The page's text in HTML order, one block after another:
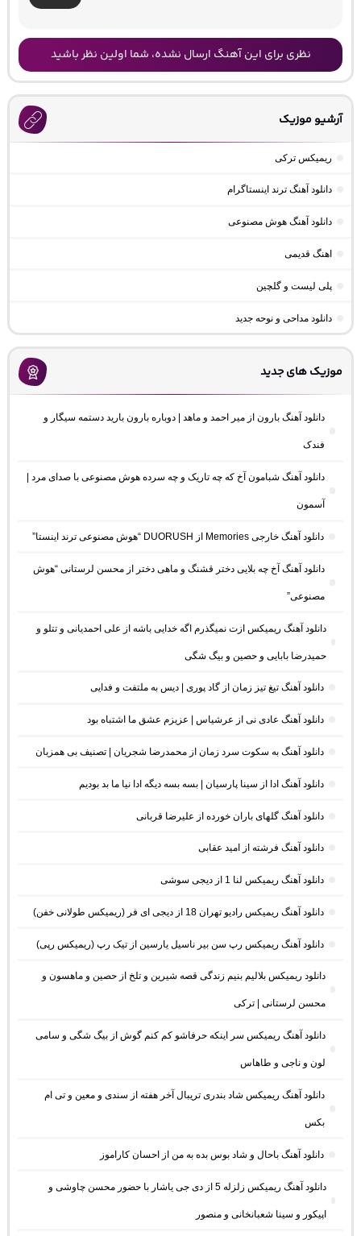
نظری برای این آهنگ ارسال نشده، شما اولین نظر باشید
آرشیو موزیک
ریمیکس ترکی
دانلود آهنگ ترند اینستاگرام
دانلود آهنگ هوش مصنوعی
اهنگ قدیمی
پلی لیست و گلچین
دانلود مداحی و نوحه جدید
موزیک های جدید
دانلود آهنگ بارون از میر احمد و ماهد | دوباره بارون بارید دستمه سیگار و
فندک
دانلود آهنگ شبامون آخ که چه تاریک و چه سرده هوش مصنوعی با صدای مرد |
آسمون
دانلود آهنگ خارجی Memories از DUORUSH “هوش مصنوعی ترند اینستا”
دانلود آهنگ آخ چه بلایی دختر قشنگ و ماهی دختر از محسن لرستانی “هوش
مصنوعی”
دانلود آهنگ ریمیکس ازت نمیگذرم اگه خدایی باشه از علی احمدیانی و تتلو و
حمیدرضا بابایی و حصین و بیگ شگی
دانلود آهنگ تیغ تیز زمان از گاد پوری | دیس به ملتفت و فدایی
دانلود آهنگ عادی نی از عرشیاس | عزیزم عشق ما اشتباه بود
دانلود آهنگ به سکوت سرد زمان از محمدرضا شجریان | تصنیف بی همزبان
دانلود آهنگ ادا از سینا پارسیان | بسه بسه دیگه ادا نیا ما بد بودیم
دانلود آهنگ گلهای باران خورده از علیرضا قربانی
دانلود آهنگ فرشته از امید عقابی
دانلود آهنگ ریمیکس لنا 1 از دیجی سوشی
دانلود آهنگ ریمیکس رادیو تهران 18 از دیجی ای فر (ریمیکس طولانی خفن)
دانلود آهنگ ریمیکس رپ سن بیر ناسیل یارسین از تیک رپ (ریمیکس رپی)
دانلود ریمیکس بلالیم بنیم زندگی قصه شیرین و تلخ از حصین و ماهسون و
محسن لرستانی | ترکی
دانلود آهنگ ریمیکس سر اینکه حرفاشو کم کنم گوش از بیگ شگی و سامی
لون و ناجی و طاهاس
دانلود آهنگ ریمیکس شاد بندری تریبال آخر هفته از سندی و معین و تی ام
بکس
دانلود آهنگ باحال و شاد بوس بده به من از احسان کاراموز
دانلود آهنگ ریمیکس زلزله 5 از دی جی یاشار با حضور محسن چاوشی و
اپیکور و سینا شعبانخانی و منصور